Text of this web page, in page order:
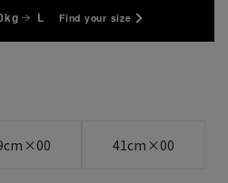
L Find your size
41cm×00